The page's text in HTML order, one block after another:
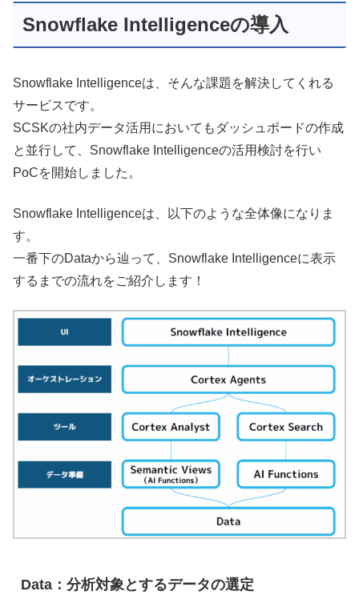
Snowflake Intelligenceの導入
Snowflake Intelligenceは、そんな課題を解決してくれる
サービスです。
SCSKの社内データ活用においてもダッシュボードの作成
と並行して、Snowflake Intelligenceの活用検討を行い
PoCを開始しました。
Snowflake Intelligenceは、以下のような全体像になりま
す。
一番下のDataから辿って、Snowflake Intelligenceに表示
するまでの流れをご紹介します！
Data：分析対象とするデータの選定